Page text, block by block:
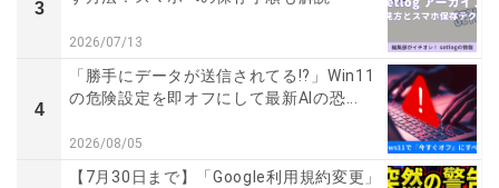
3
2026/07/13
4
「勝手にデータが送信されてる!?」Win11
の危険設定を即オフにして最新AIの恐...
2026/08/05
【7月30日まで】「Google利用規約変更」